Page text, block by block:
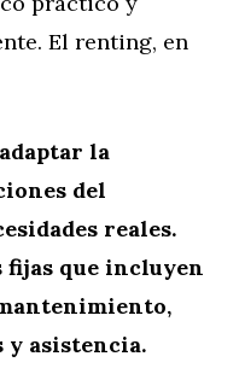
El renting, en
la
del
reales.
fijas que incluyen
y asistencia.